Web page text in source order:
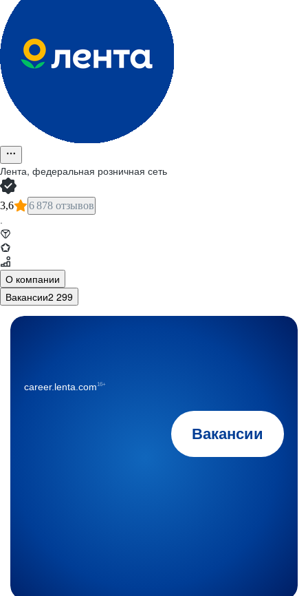
Лента, федеральная розничная сеть
3,6 6 878 отзывов
·
О компании
Вакансии2 299
Вакансии
career.lenta.com16+